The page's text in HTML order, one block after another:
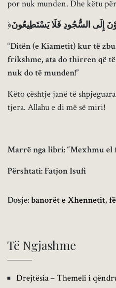
por nuk munden. Dhe këtu
“Ditën (e Kiametit) kur të
frikshme, ata do thirren që
nuk do të munden!”
Këto çështje janë të
tjera. Allahu e di më së miri!
Marrë nga libri: “Mexhmu el
Përshtati: Fatjon Isufi
Dosje:banorët e Xhennetit,
Të Ngjashme
Drejtësia – Themeli i